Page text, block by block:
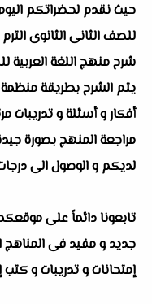
شرح منهج اللغة العربية
يتم الشرح بطريقة
أفكار و أسئلة و تدريبات
مراجعة المنهج بصورة
لديكم و الوصول الى
تابعونا دائماً على
جديد و مفيد فى المناهج
إمتحانات و تدريبات و كتب